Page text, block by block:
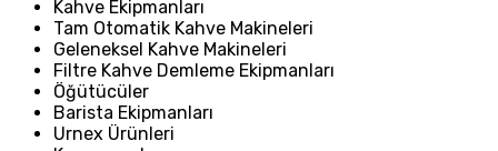
Kahve Ekipmanları
Tam Otomatik Kahve Makineleri
Geleneksel Kahve Makineleri
Filtre Kahve Demleme Ekipmanları
Öğütücüler
Barista Ekipmanları
Urnex Ürünleri